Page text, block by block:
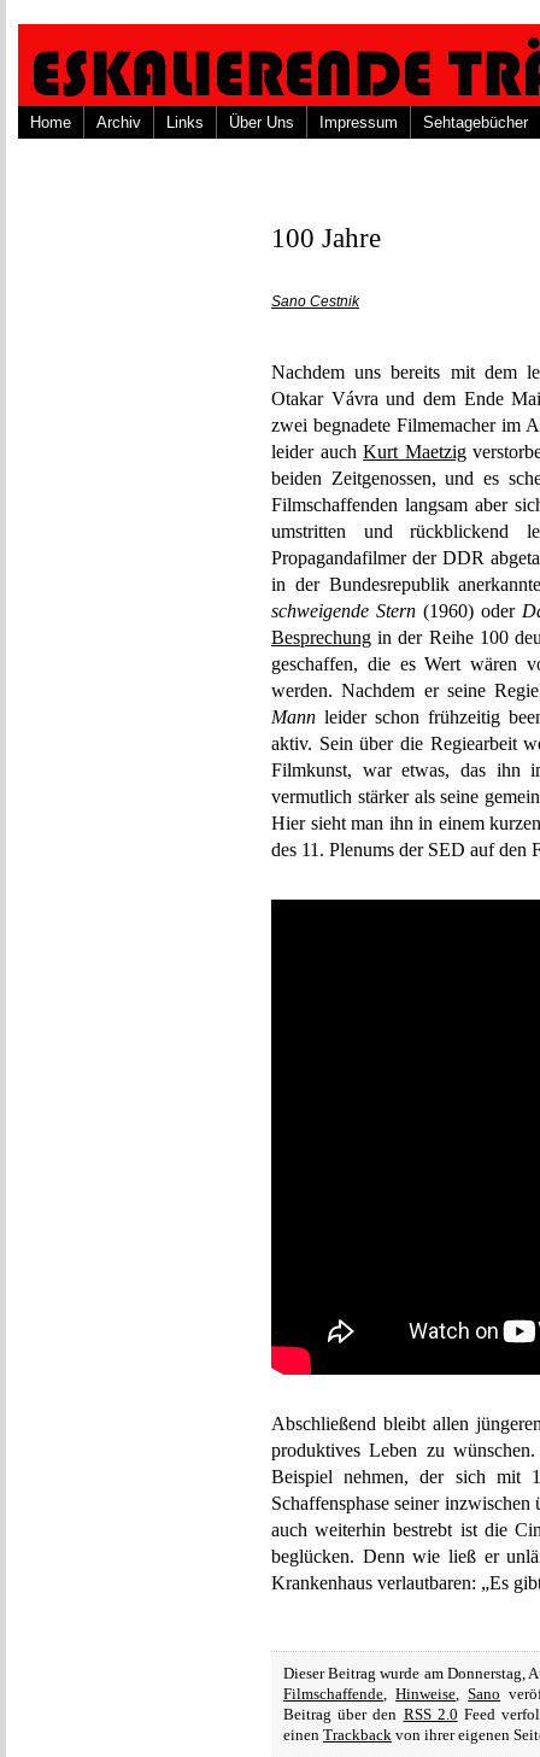
Home Archiv Links Über Uns Impressum Sehtagebücher
100 Jahre
Sano Cestnik
Nachdem uns bereits mit dem
Otakar Vávra und dem Ende
zwei begnadete Filmemacher im
leider auchKurt Maetzig
beiden Zeitgenossen, und es
Filmschaffenden langsam aber
umstritten und rückblickend
Propagandafilmer der DDR
in der Bundesrepublik
schweigende Stern (1960) oder
Besprechung in der Reihe 100
geschaffen, die es Wert wären
werden. Nachdem er seine
Mann leider schon frühzeitig
aktiv. Sein über die Regiearbeit
Filmkunst, war etwas, das ihn
vermutlich stärker als seine
Hier sieht man ihn in einem
des 11. Plenums der SED auf
Abschließend bleibt allen
produktives Leben zu
Beispiel nehmen, der sich mit
Schaffensphase seiner
auch weiterhin bestrebt ist die
beglücken. Denn wie ließ er
Krankenhaus verlautbaren: „Es
Dieser Beitrag wurde am Donnerstag,
Filmschaffende,Hinweise,Sano
Beitrag über den RSS 2.0 Feed
einen Trackback von ihrer eigenen